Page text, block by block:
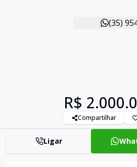
(35)
R$
Compartilhar
Ligar